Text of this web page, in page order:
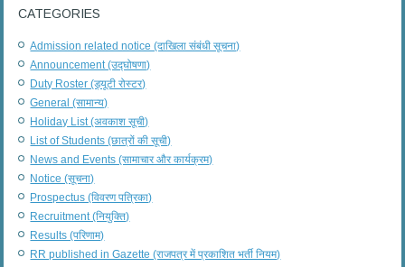
CATEGORIES
Admission related notice (दाखिला संबंधी सूचना)
Announcement (उद्घोषणा)
Duty Roster (ड्यूटी रोस्टर)
General (सामान्य)
Holiday List (अवकाश सूची)
List of Students (छात्रों की सूची)
News and Events (सामाचार और कार्यक्रम)
Notice (सूचना)
Prospectus (विवरण पत्रिका)
Recruitment (नियुक्ति)
Results (परिणाम)
RR published in Gazette (राजपत्र में प्रकाशित भर्ती नियम)